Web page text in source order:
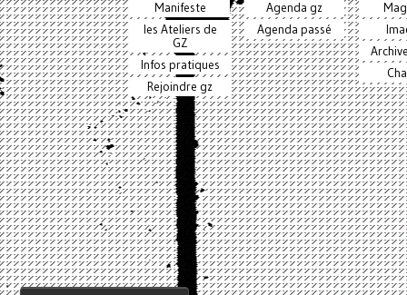
Manifeste
les Ateliers de
GZ
Infos pratiques
Rejoindre gz
Agenda gz
Agenda passé